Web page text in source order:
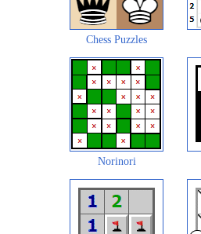
Chess Puzzles
Norinori